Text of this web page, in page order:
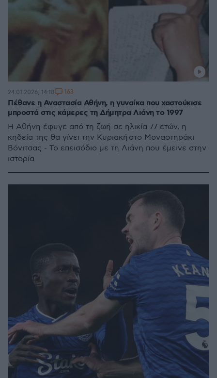
Πέθανε η Αναστασία Αθήνη, η γυναίκα που χαστούκισε
μπροστά στις κάμερες τη Δήμητρα Λιάνη το 1997
Η Αθήνη έφυγε από τη ζωή σε ηλικία 77 ετών, η
κηδεία της θα γίνει την Κυριακή στο Μοναστηράκι
Βόνιτσας - Το επεισόδιο με τη Λιάνη που έμεινε στην
ιστορία
24.01.2026, 14:18 163